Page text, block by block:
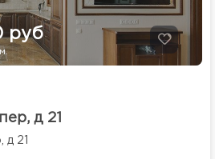
руб
д 21
21